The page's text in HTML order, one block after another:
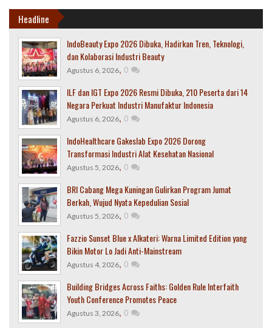
Headline
IndoBeauty Expo 2026 Dibuka, Hadirkan Tren, Teknologi,
dan Kolaborasi Industri Beauty
Agustus 6, 2026, 0
ILF dan IGT Expo 2026 Resmi Dibuka, 210 Peserta dari 14
Negara Perkuat Industri Manufaktur Indonesia
Agustus 6, 2026, 0
IndoHealthcare Gakeslab Expo 2026 Dorong
Transformasi Industri Alat Kesehatan Nasional
Agustus 5, 2026, 0
BRI Cabang Mega Kuningan Gulirkan Program Jumat
Berkah, Wujud Nyata Kepedulian Sosial
Agustus 5, 2026, 0
Fazzio Sunset Blue x Alkateri: Warna Limited Edition yang
Bikin Motor Lo Jadi Anti-Mainstream
Agustus 4, 2026, 0
Building Bridges Across Faiths: Golden Rule Interfaith
Youth Conference Promotes Peace
Agustus 3, 2026, 0